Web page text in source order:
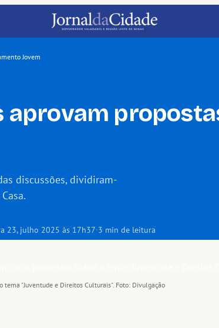
Jovem
aprovam
discussões, dividiram-
23, julho 2025 às 17h37·3 min de leitura
"Juventude e Direitos Culturais". Foto: Divulgação